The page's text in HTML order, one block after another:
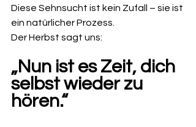
Diese Sehnsucht ist kein Zufall – sie ist
ein natürlicher Prozess.
Der Herbst sagt uns:
„Nun ist es Zeit, dich
selbst wieder zu
hören.“